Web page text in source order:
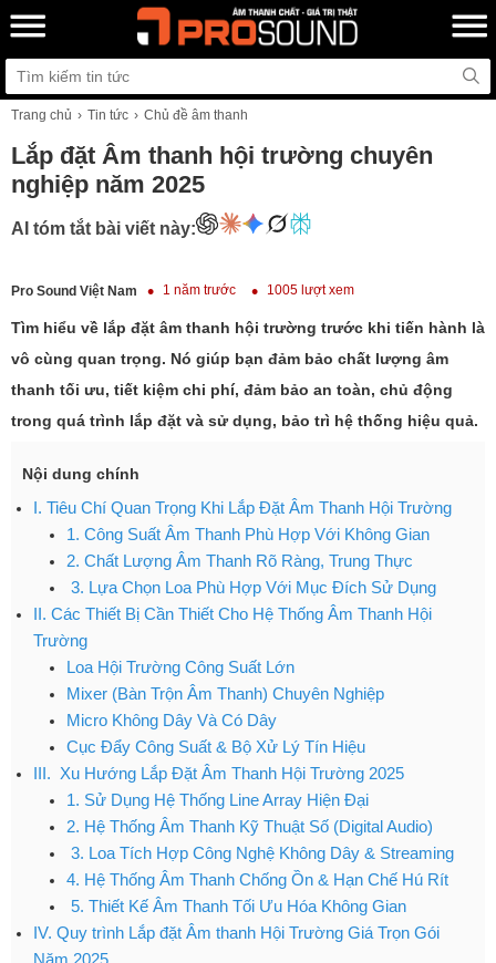
Trang chủ Tin tức Chủ đề âm thanh
Lắp đặt Âm thanh hội trường chuyên
nghiệp năm 2025
AI tóm tắt bài viết này:
Pro Sound Việt Nam 1 năm trước 1005 lượt xem
Tìm hiểu về lắp đặt âm thanh hội trường trước khi tiến hành là
vô cùng quan trọng. Nó giúp bạn đảm bảo chất lượng âm
thanh tối ưu, tiết kiệm chi phí, đảm bảo an toàn, chủ động
trong quá trình lắp đặt và sử dụng, bảo trì hệ thống hiệu quả.
Nội dung chính
I. Tiêu Chí Quan Trọng Khi Lắp Đặt Âm Thanh Hội Trường
1. Công Suất Âm Thanh Phù Hợp Với Không Gian
2. Chất Lượng Âm Thanh Rõ Ràng, Trung Thực
3. Lựa Chọn Loa Phù Hợp Với Mục Đích Sử Dụng
II. Các Thiết Bị Cần Thiết Cho Hệ Thống Âm Thanh Hội
Trường
Loa Hội Trường Công Suất Lớn
Mixer (Bàn Trộn Âm Thanh) Chuyên Nghiệp
Micro Không Dây Và Có Dây
Cục Đẩy Công Suất & Bộ Xử Lý Tín Hiệu
III. Xu Hướng Lắp Đặt Âm Thanh Hội Trường 2025
1. Sử Dụng Hệ Thống Line Array Hiện Đại
2. Hệ Thống Âm Thanh Kỹ Thuật Số (Digital Audio)
3. Loa Tích Hợp Công Nghệ Không Dây & Streaming
4. Hệ Thống Âm Thanh Chống Ồn & Hạn Chế Hú Rít
5. Thiết Kế Âm Thanh Tối Ưu Hóa Không Gian
IV. Quy trình Lắp đặt Âm thanh Hội Trường Giá Trọn Gói